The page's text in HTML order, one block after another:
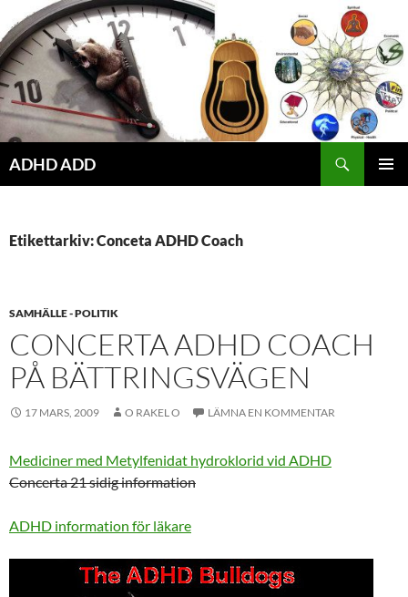
Hoppa
till
innehåll
ADHD ADD
Etikettarkiv: Conceta ADHD Coach
SAMHÄLLE - POLITIK
CONCERTA ADHD COACH
PÅ BÄTTRINGSVÄGEN
17 MARS, 2009 O RAKEL O LÄMNA EN KOMMENTAR
Mediciner med Metylfenidat hydroklorid vid ADHD
Concerta 21 sidig information
ADHD information för läkare